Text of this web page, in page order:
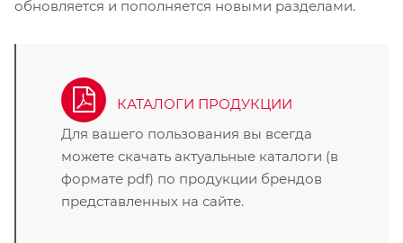
обновляется и пополняется новыми разделами.
КАТАЛОГИ ПРОДУКЦИИ
Для вашего пользования вы всегда
можете скачать актуальные каталоги (в
формате pdf) по продукции брендов
представленных на сайте.